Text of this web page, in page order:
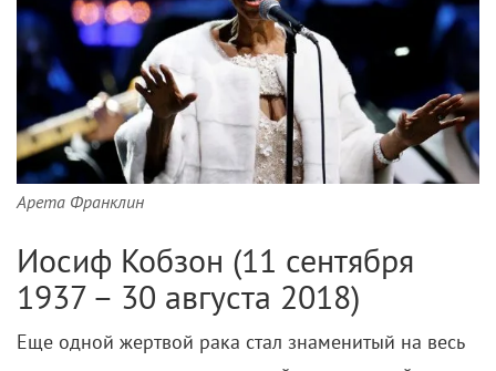
Арета Франклин
Иосиф Кобзон (11 сентября
1937 – 30 августа 2018)
Еще одной жертвой рака стал знаменитый на весь